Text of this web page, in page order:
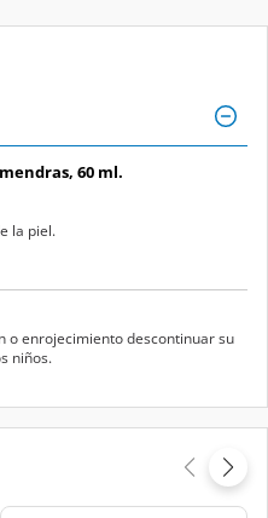
60 ml.
la piel.
o enrojecimiento descontinuar su
niños.